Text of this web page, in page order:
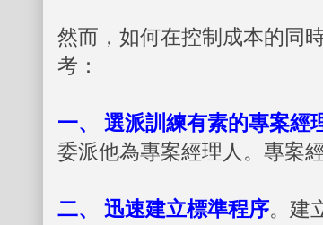
然而，如何在控制成本的同
考：
一、 選派訓練有素的專案經
委派他為專案經理人。專案
二、 迅速建立標準程序。建